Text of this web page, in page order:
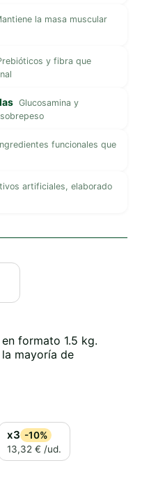
la masa muscular
y fibra que
Glucosamina y
funcionales que
artificiales, elaborado
formato 1.5 kg.
mayoría de
x3 -10%
13,32 € /ud.